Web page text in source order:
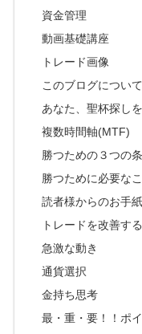
資金管理
動画基礎講座
トレード画像
このブログについて
あなた、聖杯探し
複数時間軸(MTF)
勝つための３つの
勝つために必要な
読者様からのお手紙
トレードを改善す
急激な動き
通貨選択
金持ち思考
最・重・要！！ポ